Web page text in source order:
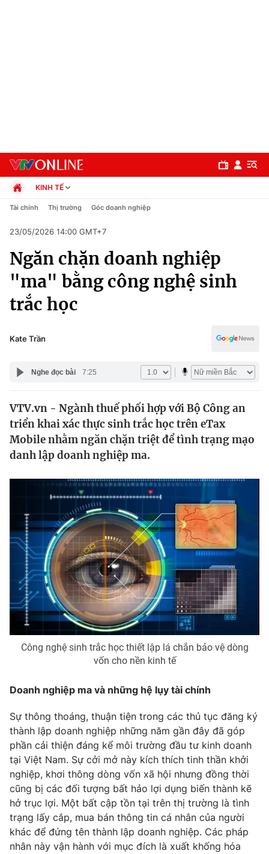
Chuyên mục
Chính trị
Xã hội
Pháp luật
Y tế
Thế giới
Tin tức
Thế giới đó đây
Câu chuyện quốc tế
Kinh tế
Thị trường
Góc doanh nghiệp
Dữ liệu và đời sống
Truyền hình
Phim VTV
Hậu trường
Nhân vật
Khán giả
Giải sao mai
Giải trí
Điện ảnh
Âm nhạc
Sao
Đời sống
Du lịch
Làm đẹp
Chất lượng cuộc sống
Giáo dục
Tuyển sinh
Công nghệ
Thị trường
Tư vấn
Giao lưu trực tuyến
Lịch phát sóng
Chuyên mục khác
Emagazine Podcast
Photo Infographic
KINH TẾ
Chính trị
Pháp luật
Kinh tế
Thể thao
Truyền hình
Văn hóa - Giải trí
Tài chính Thị trường Góc doanh nghiệp
23/05/2026 14:00 GMT+7
Ngăn chặn doanh nghiệp
"ma" bằng công nghệ sinh
trắc học
Kate Trần
Nghe đọc bài 7:25
VTV.vn - Ngành thuế phối hợp với Bộ Công an
triển khai xác thực sinh trắc học trên eTax
Mobile nhằm ngăn chặn triệt để tình trạng mạo
danh lập doanh nghiệp ma.
Công nghệ sinh trắc học thiết lập lá chắn bảo vệ dòng
vốn cho nền kinh tế
Doanh nghiệp ma và những hệ lụy tài chính
Sự thông thoáng, thuận tiện trong các thủ tục đăng ký
thành lập doanh nghiệp những năm gần đây đã góp
phần cải thiện đáng kể môi trường đầu tư kinh doanh
tại Việt Nam. Sự cởi mở này kích thích tinh thần khởi
nghiệp, khơi thông dòng vốn xã hội nhưng đồng thời
cũng bị các đối tượng bất hảo lợi dụng biến thành kẽ
hở trục lợi. Một bất cập tồn tại trên thị trường là tình
trạng lấy cắp, mua bán thông tin cá nhân của người
khác để đứng tên thành lập doanh nghiệp. Các pháp
nhân này vận hành với mục đích là xuất khống hóa